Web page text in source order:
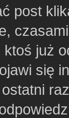
post
już
się
ostatni